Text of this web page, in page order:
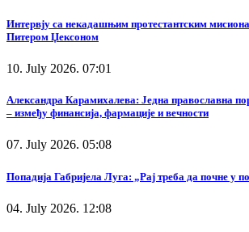
Интервју са некадашњим протестантским
Питером Џексоном
10. July 2026. 07:01
Александра Карамихалева: Једна православна
– између финансија, фармације и вечности
07. July 2026. 05:08
Попадија Габријела Луга: „Рај треба да почне у
04. July 2026. 12:08